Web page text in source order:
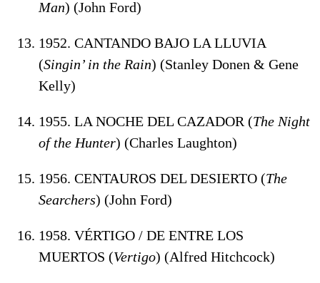
Man) (John Ford)
1952. CANTANDO BAJO LA LLUVIA
(Singin’ in the Rain) (Stanley Donen & Gene
Kelly)
1955. LA NOCHE DEL CAZADOR (The Night
of the Hunter) (Charles Laughton)
1956. CENTAUROS DEL DESIERTO (The
Searchers) (John Ford)
1958. VÉRTIGO / DE ENTRE LOS
MUERTOS (Vertigo) (Alfred Hitchcock)